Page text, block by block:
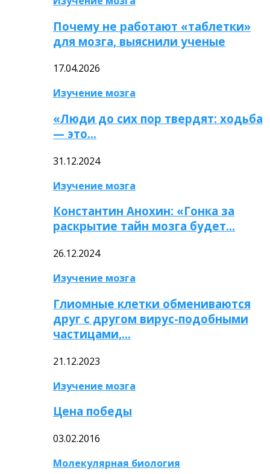
Почему не работают «таблетки»
для мозга, выяснили ученые
17.04.2026
Изучение мозга
«Люди до сих пор твердят: ходьба
— это…
31.12.2024
Изучение мозга
Константин Анохин: «Гонка за
раскрытие тайн мозга будет…
26.12.2024
Изучение мозга
Глиомные клетки обмениваются
друг с другом вирус-подобными
частицами,…
21.12.2023
Изучение мозга
Цена победы
03.02.2016
Молекулярная биология